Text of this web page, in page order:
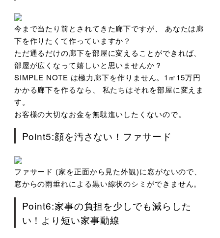
今まで当たり前とされてきた廊下ですが、 あなたは廊
下を作りたくて作っていますか？
ただ通るだけの廊下を部屋に変えることができれば、
部屋が広くなって嬉しいと思いませんか？
SIMPLE NOTE は極力廊下を作りません。1㎡15万円
かかる廊下を作るなら、 私たちはそれを部屋に変えま
す。
お客様の大切なお金を無駄進いしたくないので。
Point5:顔を汚さない！ファサード
ファサード (家を正面から見た外観)に窓がないので、
窓からの雨垂れによる黒い線状のシミができません。
Point6:家事の負担を少しでも減らした
い！より短い家事動線